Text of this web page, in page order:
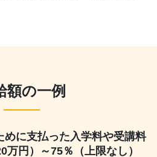
額の一例
めに支払った入学料や受講料
円）～75％（上限なし）